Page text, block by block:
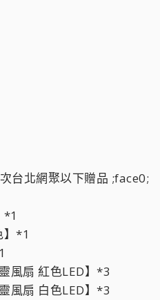
台北網聚以下贈品 ;face0;
*1
】*1
風扇 紅色LED】*3
風扇 白色LED】*3